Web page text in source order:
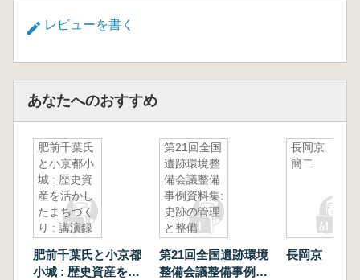
レビューを書く
あなたへのおすすめ
肥前千葉氏
と小京都小
城 : 歴史資
産を活かし
たまちづく
り : 講演録
肥前千葉氏と小京都
小城 : 歴史資産を活
第21回全国
遺跡環境整
備会議整備
事例資料集:
史跡の管理
と整備
第21回全国遺跡環境
整備会議整備事例資
長岡京 木
簡二
長岡京 木簡